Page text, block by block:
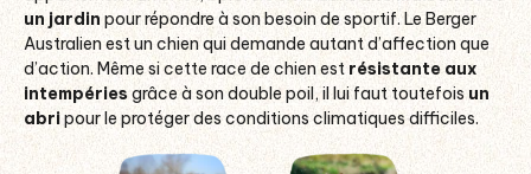
un jardin pour répondre à son besoin de sportif. Le Berger
Australien est un chien qui demande autant d’affection que
d’action. Même si cette race de chien estrésistante aux
intempériesgrâce à son double poil, il lui faut toutefois un
abripour le protéger des conditions climatiques difficiles.